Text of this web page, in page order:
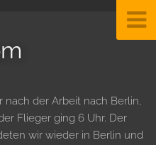
nach der Arbeit nach Berlin,
Flieger ging 6 Uhr. Der
wir wieder in Berlin und